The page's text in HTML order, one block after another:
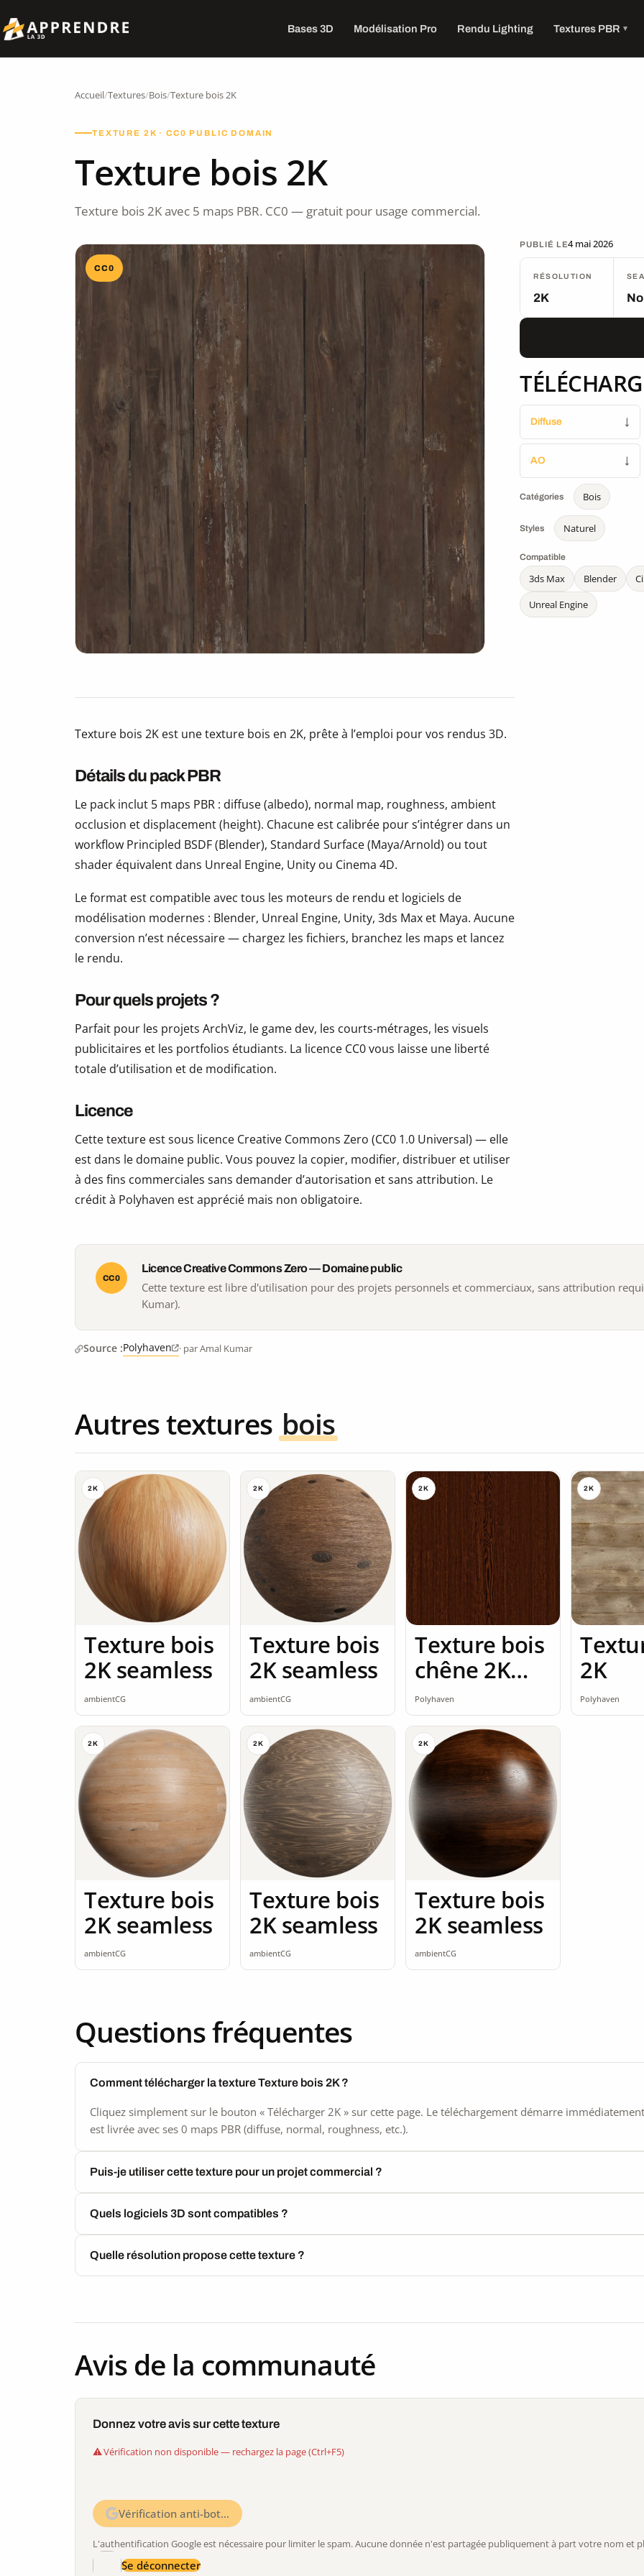
Bases 3D Modélisation Pro Rendu Lighting Textures PBR
Accueil/Textures/Bois/Texture bois 2K
TEXTURE 2K · CC0 PUBLIC DOMAIN
Texture bois 2K
Texture bois 2K avec 5 maps PBR. CC0 — gratuit pour usage commercial.
CC0
PUBLIÉ LE4 mai 2026
RÉSOLUTION
2K
Diffuse ↓
AO ↓
Catégories Bois
Styles Naturel
Compatible
3ds Max Blender
Unreal Engine
Texture bois 2K est une texture bois en 2K, prête à l’emploi pour vos rendus 3D.
Détails du pack PBR
Le pack inclut 5 maps PBR : diffuse (albedo), normal map, roughness, ambient
occlusion et displacement (height). Chacune est calibrée pour s’intégrer dans un
workflow Principled BSDF (Blender), Standard Surface (Maya/Arnold) ou tout
shader équivalent dans Unreal Engine, Unity ou Cinema 4D.
Le format est compatible avec tous les moteurs de rendu et logiciels de
modélisation modernes : Blender, Unreal Engine, Unity, 3ds Max et Maya. Aucune
conversion n’est nécessaire — chargez les fichiers, branchez les maps et lancez
le rendu.
Pour quels projets ?
Parfait pour les projets ArchViz, le game dev, les courts-métrages, les visuels
publicitaires et les portfolios étudiants. La licence CC0 vous laisse une liberté
totale d’utilisation et de modification.
Licence
Cette texture est sous licence Creative Commons Zero (CC0 1.0 Universal) — elle
est dans le domaine public. Vous pouvez la copier, modifier, distribuer et utiliser
à des fins commerciales sans demander d’autorisation et sans attribution. Le
crédit à Polyhaven est apprécié mais non obligatoire.
CC0
Licence Creative Commons Zero — Domaine public
Cette texture est libre d'utilisation pour des projets personnels et commerciaux, sans attribution
Kumar).
Source :Polyhaven · par Amal Kumar
Autres textures bois
2K
Texture bois
2K seamless
ambientCG
2K
Texture bois
2K seamless
ambientCG
2K
Texture bois
chêne 2K
seamless
Polyhaven
2K
2K
Polyhaven
2K
Texture bois
2K seamless
ambientCG
2K
Texture bois
2K seamless
ambientCG
2K
Texture bois
2K seamless
ambientCG
Questions fréquentes
Comment télécharger la texture Texture bois 2K ?
Cliquez simplement sur le bouton « Télécharger 2K » sur cette page. Le téléchargement démarre
est livrée avec ses 0 maps PBR (diffuse, normal, roughness, etc.).
Puis-je utiliser cette texture pour un projet commercial ?
Quels logiciels 3D sont compatibles ?
Quelle résolution propose cette texture ?
Avis de la communauté
Donnez votre avis sur cette texture
Vérification non disponible — rechargez la page (Ctrl+F5)
Vérification anti-bot…
L'authentification Google est nécessaire pour limiter le spam. Aucune donnée n'est partagée publiquement à part votre nom et
Se déconnecter